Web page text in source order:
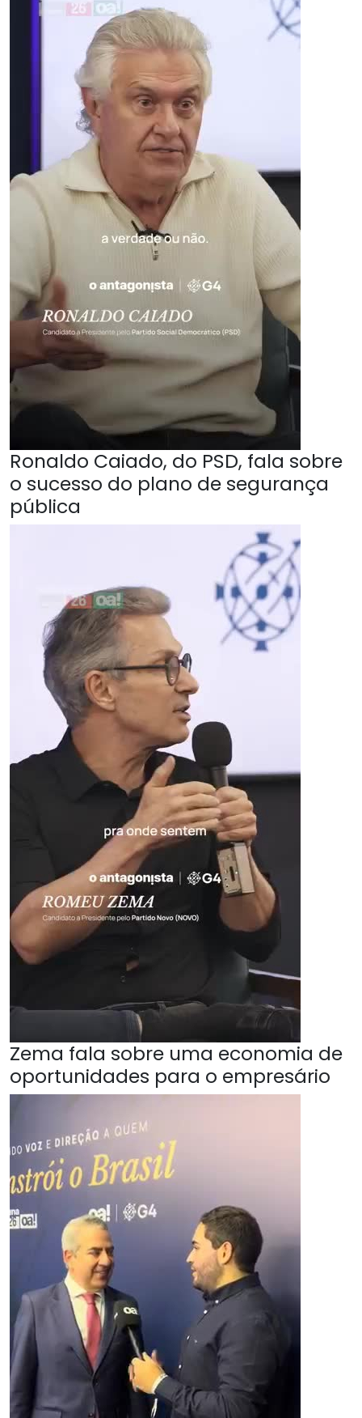
Ronaldo Caiado, do PSD, fala sobre
o sucesso do plano de segurança
pública
Zema fala sobre uma economia de
oportunidades para o empresário